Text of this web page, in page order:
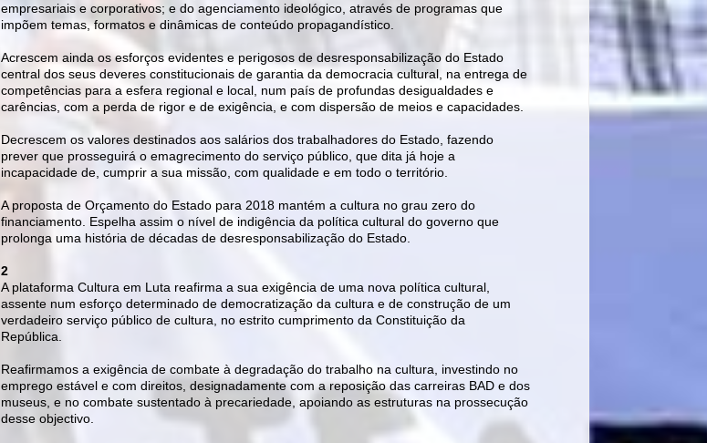
empresariais e corporativos; e do agenciamento ideológico, através de programas que
impõem temas, formatos e dinâmicas de conteúdo propagandístico.
Acrescem ainda os esforços evidentes e perigosos de desresponsabilização do Estado
central dos seus deveres constitucionais de garantia da democracia cultural, na entrega de
competências para a esfera regional e local, num país de profundas desigualdades e
carências, com a perda de rigor e de exigência, e com dispersão de meios e capacidades.
Decrescem os valores destinados aos salários dos trabalhadores do Estado, fazendo
prever que prosseguirá o emagrecimento do serviço público, que dita já hoje a
incapacidade de, cumprir a sua missão, com qualidade e em todo o território.
A proposta de Orçamento do Estado para 2018 mantém a cultura no grau zero do
financiamento. Espelha assim o nível de indigência da política cultural do governo que
prolonga uma história de décadas de desresponsabilização do Estado.
2
A plataforma Cultura em Luta reafirma a sua exigência de uma nova política cultural,
assente num esforço determinado de democratização da cultura e de construção de um
verdadeiro serviço público de cultura, no estrito cumprimento da Constituição da
República.
Reafirmamos a exigência de combate à degradação do trabalho na cultura, investindo no
emprego estável e com direitos, designadamente com a reposição das carreiras BAD e dos
museus, e no combate sustentado à precariedade, apoiando as estruturas na prossecução
desse objectivo.